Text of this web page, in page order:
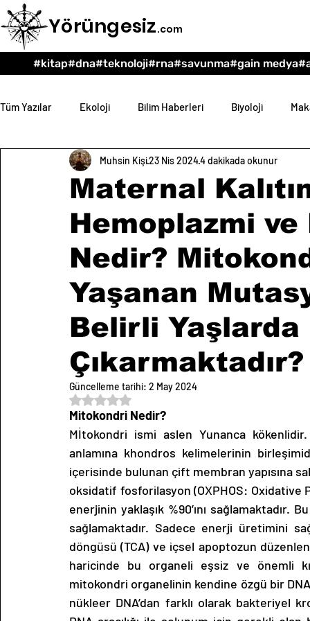
Yörüngesiz.com
Tüm Yazılar Ekoloji Bilim Haberleri Biyoloji
Psikoloji Eğitim Felsefe
Maternal
Hemoplazmi
Nedir?
Yaşanan
Belirli
Çıkarmaktadır?
Muhsin Kişi23 Nis 20244 dakikada okunur
Güncelleme tarihi: 2 May 2024
5 üzerinden NaN yıldız
Mitokondri Nedir?
Mİtokondri ismi aslen Yunanca
anlamına khondros kelimelerinin
içerisinde bulunan çift membran yapısına
oksidatif fosforilasyon (OXPHOS: Oxidative
enerjinin yaklaşık %90’ını
sağlamaktadır. Sadece enerji üretimini
döngüsü (TCA) ve içsel apoptozun
haricinde bu organeli eşsiz ve önemli
mitokondri organelinin kendine özgü bir
nükleer DNA’dan farklı olarak bakteriyel
#kitap#dna#teknoloji#rna#savunma#gain medya